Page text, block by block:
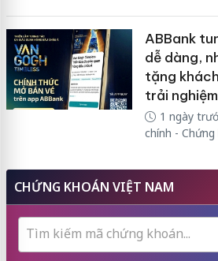
ABBank
dễ dàng,
tặng
trải
1 ngày
chính - Chứng
CHỨNG KHOÁN VIỆT NAM
Tìm kiếm mã chứng khoán...